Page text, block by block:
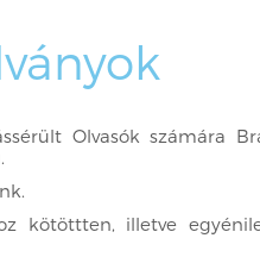
Olvasók számára
kötöttten, illetve